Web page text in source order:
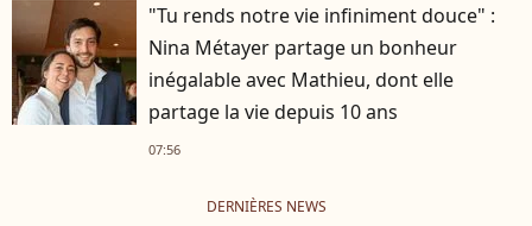
"Tu rends notre vie infiniment douce" :
Nina Métayer partage un bonheur
inégalable avec Mathieu, dont elle
partage la vie depuis 10 ans
07:56
DERNIÈRES NEWS